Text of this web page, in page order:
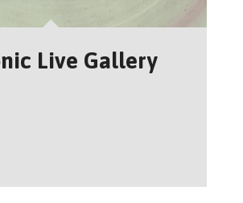
Live Gallery